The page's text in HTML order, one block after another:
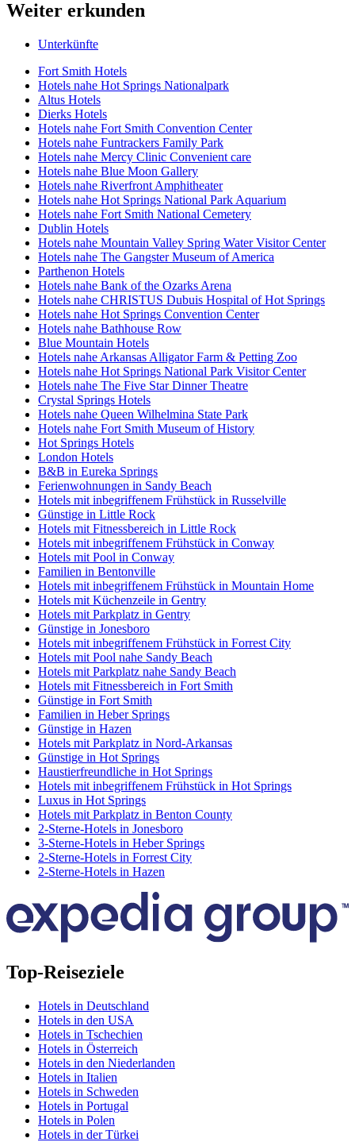
Weiter erkunden
Unterkünfte
Fort Smith Hotels
Hotels nahe Hot Springs Nationalpark
Altus Hotels
Dierks Hotels
Hotels nahe Fort Smith Convention Center
Hotels nahe Funtrackers Family Park
Hotels nahe Mercy Clinic Convenient care
Hotels nahe Blue Moon Gallery
Hotels nahe Riverfront Amphitheater
Hotels nahe Hot Springs National Park Aquarium
Hotels nahe Fort Smith National Cemetery
Dublin Hotels
Hotels nahe Mountain Valley Spring Water Visitor Center
Hotels nahe The Gangster Museum of America
Parthenon Hotels
Hotels nahe Bank of the Ozarks Arena
Hotels nahe CHRISTUS Dubuis Hospital of Hot Springs
Hotels nahe Hot Springs Convention Center
Hotels nahe Bathhouse Row
Blue Mountain Hotels
Hotels nahe Arkansas Alligator Farm & Petting Zoo
Hotels nahe Hot Springs National Park Visitor Center
Hotels nahe The Five Star Dinner Theatre
Crystal Springs Hotels
Hotels nahe Queen Wilhelmina State Park
Hotels nahe Fort Smith Museum of History
Hot Springs Hotels
London Hotels
B&B in Eureka Springs
Ferienwohnungen in Sandy Beach
Hotels mit inbegriffenem Frühstück in Russelville
Günstige in Little Rock
Hotels mit Fitnessbereich in Little Rock
Hotels mit inbegriffenem Frühstück in Conway
Hotels mit Pool in Conway
Familien in Bentonville
Hotels mit inbegriffenem Frühstück in Mountain Home
Hotels mit Küchenzeile in Gentry
Hotels mit Parkplatz in Gentry
Günstige in Jonesboro
Hotels mit inbegriffenem Frühstück in Forrest City
Hotels mit Pool nahe Sandy Beach
Hotels mit Parkplatz nahe Sandy Beach
Hotels mit Fitnessbereich in Fort Smith
Günstige in Fort Smith
Familien in Heber Springs
Günstige in Hazen
Hotels mit Parkplatz in Nord-Arkansas
Günstige in Hot Springs
Haustierfreundliche in Hot Springs
Hotels mit inbegriffenem Frühstück in Hot Springs
Luxus in Hot Springs
Hotels mit Parkplatz in Benton County
2-Sterne-Hotels in Jonesboro
3-Sterne-Hotels in Heber Springs
2-Sterne-Hotels in Forrest City
2-Sterne-Hotels in Hazen
Top-Reiseziele
Hotels in Deutschland
Hotels in den USA
Hotels in Tschechien
Hotels in Österreich
Hotels in den Niederlanden
Hotels in Italien
Hotels in Schweden
Hotels in Portugal
Hotels in Polen
Hotels in der Türkei